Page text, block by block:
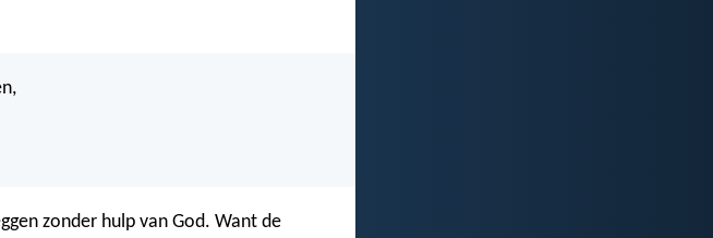
zonder hulp van God. Want de